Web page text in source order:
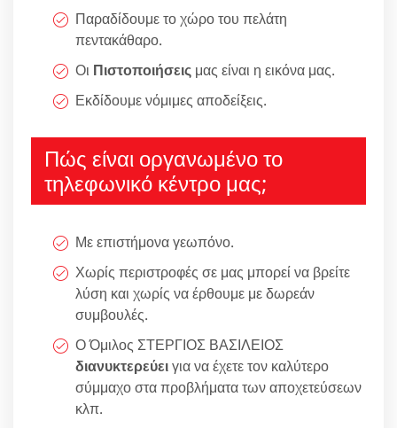
Παραδίδουμε το χώρο του πελάτη
πεντακάθαρο.
Οι Πιστοποιήσεις μας είναι η εικόνα μας.
Εκδίδουμε νόμιμες αποδείξεις.
Πώς είναι οργανωμένο το
τηλεφωνικό κέντρο μας;
Με επιστήμονα γεωπόνο.
Χωρίς περιστροφές σε μας μπορεί να βρείτε
λύση και χωρίς να έρθουμε με δωρεάν
συμβουλές.
Ο Όμιλος ΣΤΕΡΓΙΟΣ ΒΑΣΙΛΕΙΟΣ
διανυκτερεύειγια να έχετε τον καλύτερο
σύμμαχο στα προβλήματα των αποχετεύσεων
κλπ.